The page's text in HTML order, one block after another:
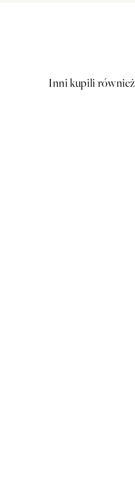
Inni kupili również